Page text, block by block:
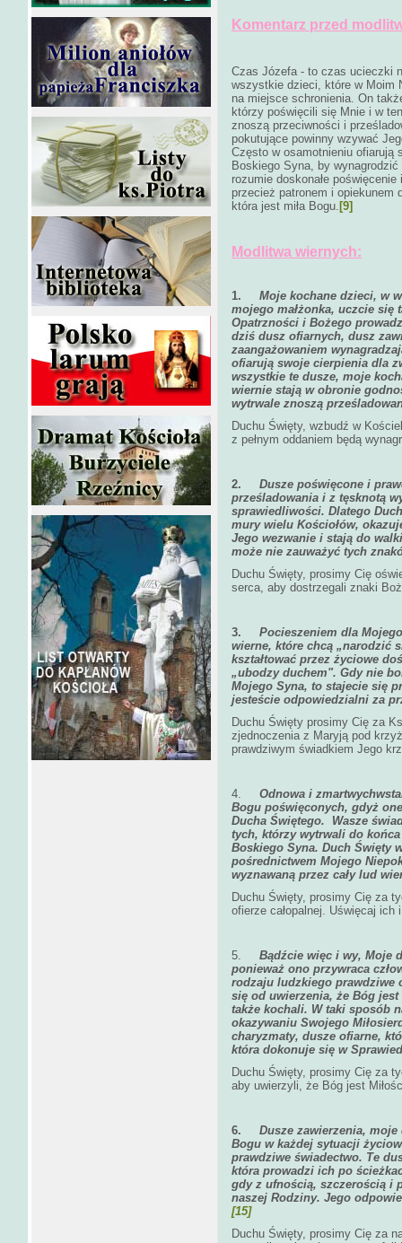
Komentarz przed
Czas Józefa - to czas ucieczki
wszystkie dzieci, które w Moim
na miejsce schronienia. On
którzy poświęcili się Mnie i w
znoszą przeciwności i
pokutujące powinny wzywać
Często w osamotnieniu ofiarują
Boskiego Syna, by
rozumie doskonałe
przecież patronem i
która jest miła Bogu. [9]
Modlitwa wiernych:
1. Moje kochane dzieci, w
mojego małżonka, uczcie się
Opatrzności i Bożego
dziś dusz ofiarnych, dusz
zaangażowaniem
ofiarują swoje cierpienia dla
wszystkie te dusze, moje
wiernie stają w obronie
wytrwale znoszą
Duchu Święty, wzbudź w
z pełnym oddaniem będą
2. Dusze poświęcone i
prześladowania i z tęsknotą
sprawiedliwości. Dlatego
mury wielu Kościołów,
Jego wezwanie i stają do
może nie zauważyć tych
Duchu Święty, prosimy Cię
serca, aby dostrzegali znaki
3. Pocieszeniem dla
wierne, które chcą „narodzić
kształtować przez życiowe
„ubodzy duchem". Gdy nie
Mojego Syna, to stajecie się
jesteście odpowiedzialni za
Duchu Święty prosimy Cię za
zjednoczenia z Maryją pod
prawdziwym świadkiem Jego
4. Odnowa i
Bogu poświęconych, gdyż
Ducha Świętego. Wasze
tych, którzy wytrwali do
Boskiego Syna. Duch Święty
pośrednictwem Mojego
wyznawaną przez cały lud
Duchu Święty, prosimy Cię za
ofierze całopalnej. Uświęcaj ich
5. Bądźcie więc i wy, Moje
ponieważ ono przywraca
rodzaju ludzkiego prawdziwe
się od uwierzenia, że Bóg
także kochali. W taki sposób
okazywaniu Swojego
charyzmaty, dusze ofiarne,
która dokonuje się w
Duchu Święty, prosimy Cię za
aby uwierzyli, że Bóg jest
6. Dusze zawierzenia,
Bogu w każdej sytuacji
prawdziwe świadectwo. Te
która prowadzi ich po
gdy z ufnością, szczerością i
naszej Rodziny. Jego
[15]
Duchu Święty, prosimy Cię za